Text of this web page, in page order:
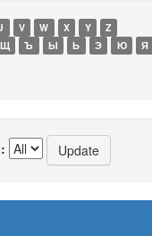
V W X Y
Z
Щ
Ъ Ы Ь Э Ю Я